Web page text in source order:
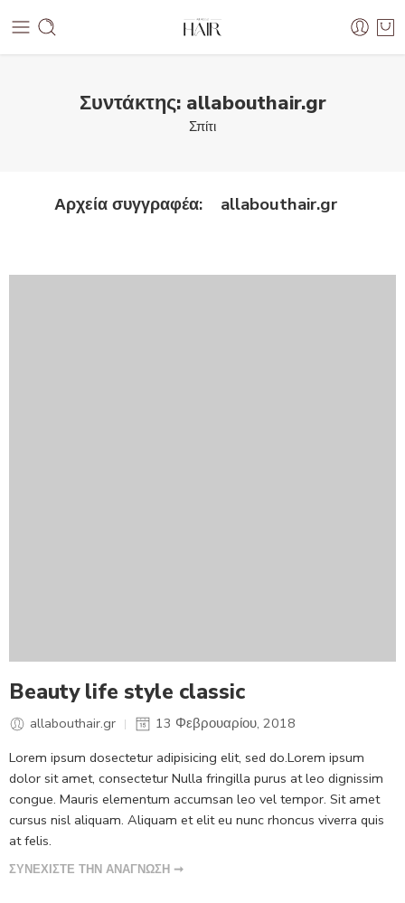
Συντάκτης: allabouthair.gr
Σπίτι
Αρχεία συγγραφέα: allabouthair.gr
Beauty life style classic
allabouthair.gr
13 Φεβρουαρίου, 2018
Lorem ipsum dosectetur adipisicing elit, sed do.Lorem ipsum
dolor sit amet, consectetur Nulla fringilla purus at leo dignissim
congue. Mauris elementum accumsan leo vel tempor. Sit amet
cursus nisl aliquam. Aliquam et elit eu nunc rhoncus viverra quis
at felis.
ΣΥΝΕΧΙΣΤΕ ΤΗΝ ΑΝΑΓΝΩΣΗ ➞